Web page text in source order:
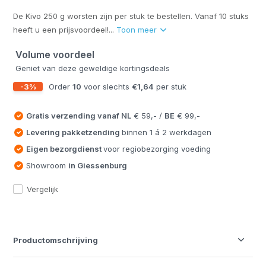
De Kivo 250 g worsten zijn per stuk te bestellen. Vanaf 10 stuks
heeft u een prijsvoordeel!... Toon meer
Volume voordeel
Geniet van deze geweldige kortingsdeals
-3%
Order10 voor slechts €1,64 per stuk
Gratis verzending vanaf NL € 59,- / BE € 99,-
Levering pakketzendingbinnen 1 á 2 werkdagen
Eigen bezorgdienstvoor regiobezorging voeding
Showroom in Giessenburg
Vergelijk
Productomschrijving